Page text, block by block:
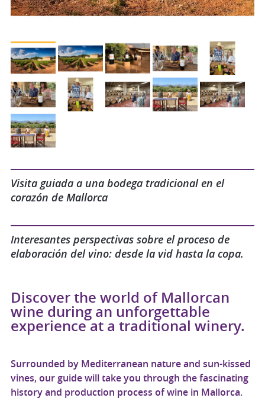
Visita guiada a una bodega tradicional en el
corazón de Mallorca
Interesantes perspectivas sobre el proceso de
elaboración del vino: desde la vid hasta la copa.
Discover the world of Mallorcan
wine during an unforgettable
experience at a traditional winery.
Surrounded by Mediterranean nature and sun-kissed
vines, our guide will take you through the fascinating
history and production process of wine in Mallorca.